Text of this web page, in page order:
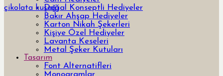
Doğal Konseptli Hediyeler
Bakır Ahşap Hediyeler
Karton Nikah Şekerleri
Kişiye Özel Hediyeler
Lavanta Keseleri
Metal Şeker Kutuları
Tasarım
Font Alternatifleri
Monogramlar
çikolata kuşağı